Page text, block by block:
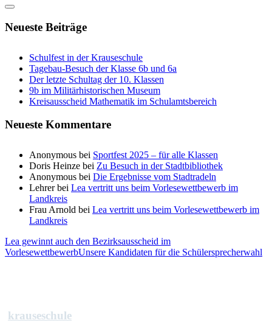
Neueste Beiträge
Schulfest in der Krauseschule
Tagebau-Besuch der Klasse 6b und 6a
Der letzte Schultag der 10. Klassen
9b im Militärhistorischen Museum
Kreisausscheid Mathematik im Schulamtsbereich
Neueste Kommentare
Anonymous bei Sportfest 2025 – für alle Klassen
Doris Heinze bei Zu Besuch in der Stadtbibliothek
Anonymous bei Die Ergebnisse vom Stadtradeln
Lehrerbei Lea vertritt uns beim Vorlesewettbewerb im
Landkreis
Frau Arnold bei Lea vertritt uns beim Vorlesewettbewerb im
Landkreis
Lea gewinnt auch den Bezirksausscheid im
VorlesewettbewerbUnsere Kandidaten für die Schülersprecherwahl
krauseschule